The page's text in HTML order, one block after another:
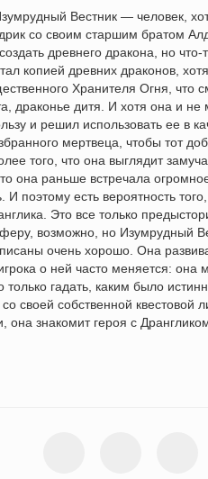
Вестник — человек,
со своим старшим братом
древнего дракона, но
копией древних драконов,
Хранителя Огня, что
драконье дитя. И хотя она и не
и решил использовать ее в
мертвеца, чтобы тот
того, что она выглядит
она раньше встречала
И поэтому есть вероятность
Это все только
возможно, но Изумрудный
очень хорошо. Она
о ней часто меняется:
гадать, каким было
своей собственной
она знакомит героя с